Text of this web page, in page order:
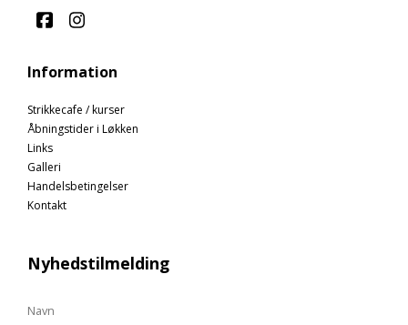
Information
Strikkecafe / kurser
Åbningstider i Løkken
Links
Galleri
Handelsbetingelser
Kontakt
Nyhedstilmelding